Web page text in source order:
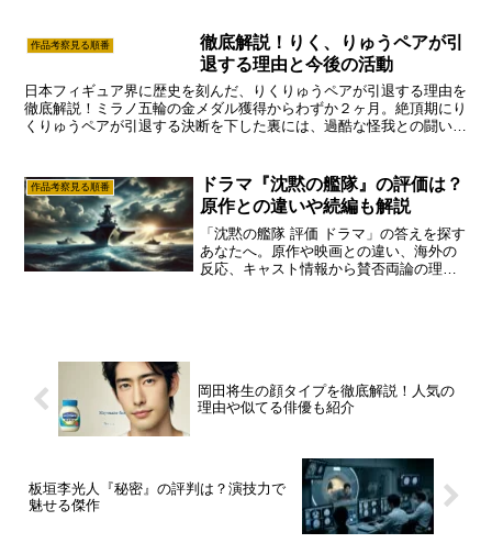
い人向けの選び方も紹介します
作品考察見る順番
徹底解説！りく、りゅうペアが引
退する理由と今後の活動
日本フィギュア界に歴史を刻んだ、りくりゅうペアが引退する理由を
徹底解説！ミラノ五輪の金メダル獲得からわずか２ヶ月。絶頂期にり
くりゅうペアが引退する決断を下した裏には、過酷な怪我との闘いや
作品考察見る順番
ドラマ『沈黙の艦隊』の評価は？
原作との違いや続編も解説
「沈黙の艦隊 評価 ドラマ」の答えを探す
あなたへ。原作や映画との違い、海外の
反応、キャスト情報から賛否両論の理由
岡田将生の顔タイプを徹底解説！人気の
理由や似てる俳優も紹介
板垣李光人『秘密』の評判は？演技力で
魅せる傑作